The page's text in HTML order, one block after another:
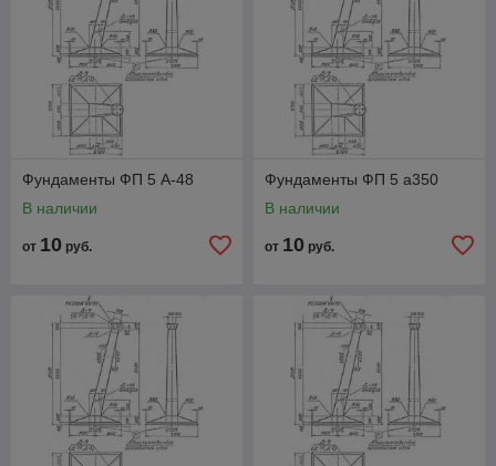
Фундаменты ФП 5 А-48
В наличии
от 10 руб.
Фундаменты ФП 5 а350
В наличии
от 10 руб.